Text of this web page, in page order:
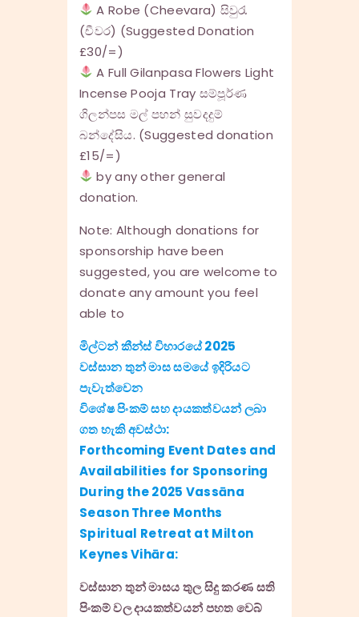
A Robe (Cheevara) සිවුරැ
(චීවර) (Suggested Donation
£30/=)
A Full Gilanpasa Flowers Light
Incense Pooja Tray සම්පූර්ණ
ගිලන්පස මල් පහන් සුවදදුම්
බන්දේසිය. (Suggested donation
£15/=)
by any other general
donation.
Note: Although donations for
sponsorship have been
suggested, you are welcome to
donate any amount you feel
able to
මිල්ටන් කීන්ස් විහාරයේ 2025
වස්සාන තුන් මාස සමයේ ඉදිරියට
පැවැත්වෙන
විශේෂ පිංකම් සහ දායකත්වයන් ලබා
ගත හැකි අවස්ථා:
Forthcoming Event Dates and
Availabilities for Sponsoring
During the 2025 Vassāna
Season Three Months
Spiritual Retreat at Milton
Keynes Vihāra:
වස්සාන තුන් මාසය තුල සිදු කරණ සති
පිංකම් වල දායකත්වයන් පහත වෙබ්